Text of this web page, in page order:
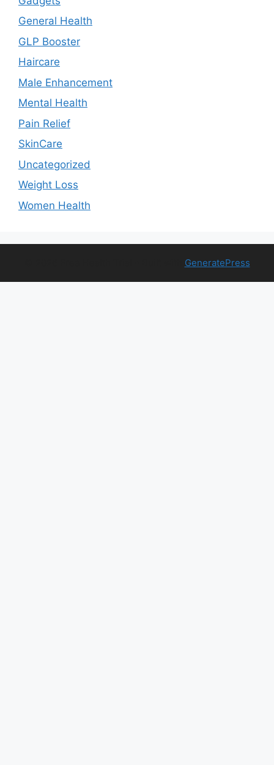
General Health
GLP Booster
Haircare
Male Enhancement
Mental Health
Pain Relief
SkinCare
Uncategorized
Weight Loss
Women Health
GeneratePress